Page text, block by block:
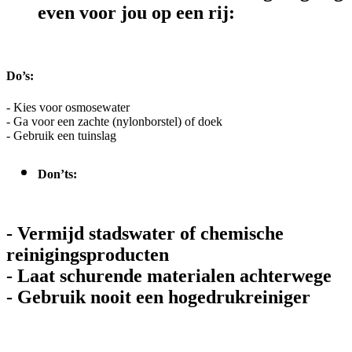
even voor jou op een rij:
Do’s:
- Kies voor osmosewater
- Ga voor een zachte (nylonborstel) of doek
- Gebruik een tuinslag
Don’ts:
- Vermijd stadswater of chemische
reinigingsproducten
- Laat schurende materialen achterwege
- Gebruik nooit een hogedrukreiniger